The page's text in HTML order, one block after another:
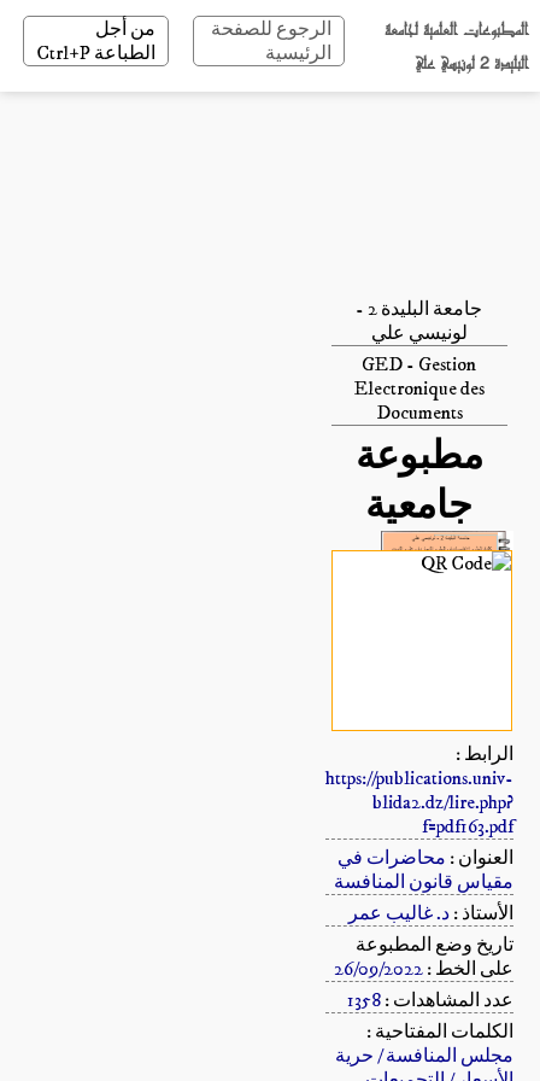
المطبوعات العلمية لجامعة
البليدة 2 لونيسي علي
الرجوع للصفحة
الرئيسية
من أجل
الطباعة Ctrl+P
جامعة البليدة 2 -
لونيسي علي
GED - Gestion
Electronique des
Documents
مطبوعة
جامعية
الرابط :
https://publications.univ-
blida2.dz/lire.php?
f=pdf163.pdf
العنوان : محاضرات في
مقياس قانون المنافسة
الأستاذ :د. غاليب عمر
تاريخ وضع المطبوعة
على الخط :26/09/2022
عدد المشاهدات :1358
الكلمات المفتاحية :
مجلس المنافسة / حرية